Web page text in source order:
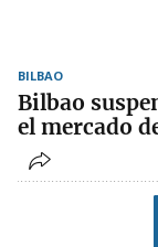
BILBAO
Bilbao
el mercado